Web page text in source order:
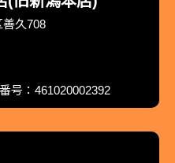
善久708
号：461020002392